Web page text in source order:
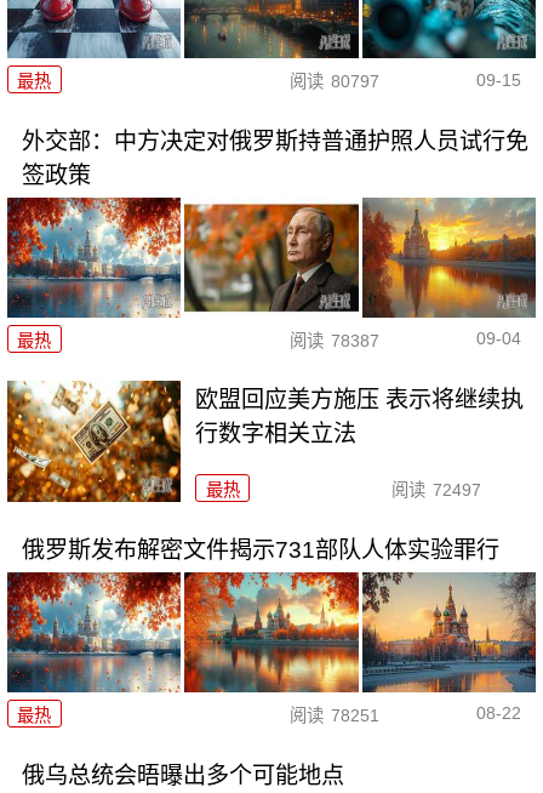
最热 阅读 80797 09-15
外交部：中方决定对俄罗斯持普通护照人员试行免
签政策
最热 阅读 78387 09-04
欧盟回应美方施压 表示将继续执
行数字相关立法
最热 阅读 72497
俄罗斯发布解密文件揭示731部队人体实验罪行
最热 阅读 78251 08-22
俄乌总统会晤曝出多个可能地点